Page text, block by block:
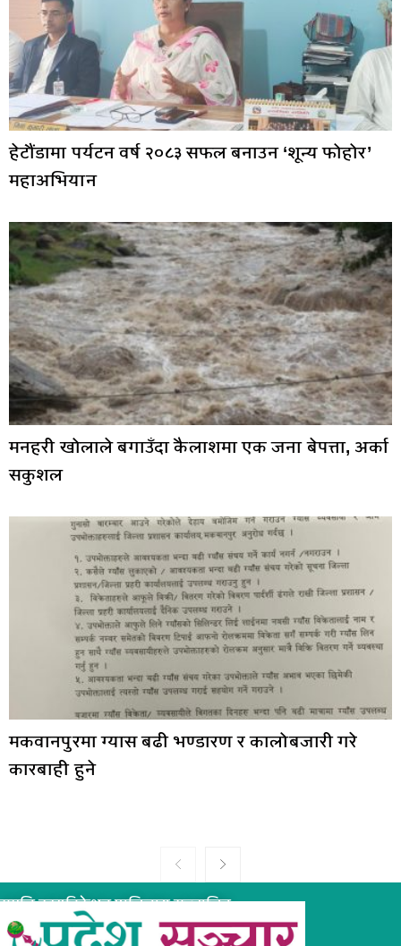
हेटौंडामा पर्यटन वर्ष २०८३ सफल बनाउन ‘शून्य फोहोर’
महाअभियान
मनहरी खोलाले बगाउँदा कैलाशमा एक जना बेपत्ता, अर्का
सकुशल
मकवानपुरमा ग्यास बढी भण्डारण र कालोबजारी गरे
कारबाही हुने
समृद्धि कम्युनिकेशन प्रालिद्धारा सञ्चालित